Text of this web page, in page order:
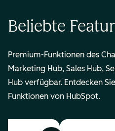
Beliebte
Premium-Funktionen des
Marketing Hub, Sales Hub,
Hub verfügbar. Entdecken
Funktionen von HubSpot.